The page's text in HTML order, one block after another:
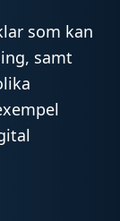
som kan
samt